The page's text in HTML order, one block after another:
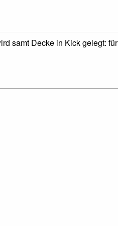
samt Decke in Kick gelegt: für